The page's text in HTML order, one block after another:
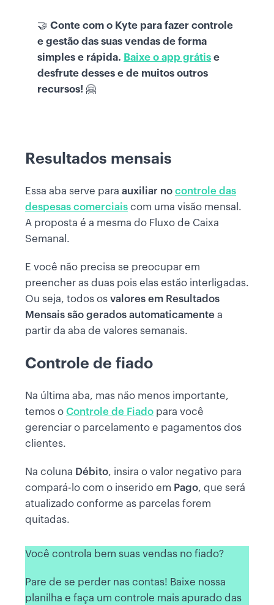
🤝 Conte com o Kyte para fazer controle
e gestão das suas vendas de forma
simples e rápida. Baixe o app grátis e
desfrute desses e de muitos outros
recursos! 🤗
Resultados mensais
Essa aba serve para auxiliar no controle das
despesas comerciais com uma visão mensal.
A proposta é a mesma do Fluxo de Caixa
Semanal.
E você não precisa se preocupar em
preencher as duas pois elas estão interligadas.
Ou seja, todos os valores em Resultados
Mensais são gerados automaticamente a
partir da aba de valores semanais.
Controle de fiado
Na última aba, mas não menos importante,
temos o Controle de Fiado para você
gerenciar o parcelamento e pagamentos dos
clientes.
Na coluna Débito, insira o valor negativo para
compará-lo com o inserido em Pago, que será
atualizado conforme as parcelas forem
quitadas.
Você controla bem suas vendas no fiado?
Pare de se perder nas contas! Baixe nossa
planilha e faça um controle mais apurado das